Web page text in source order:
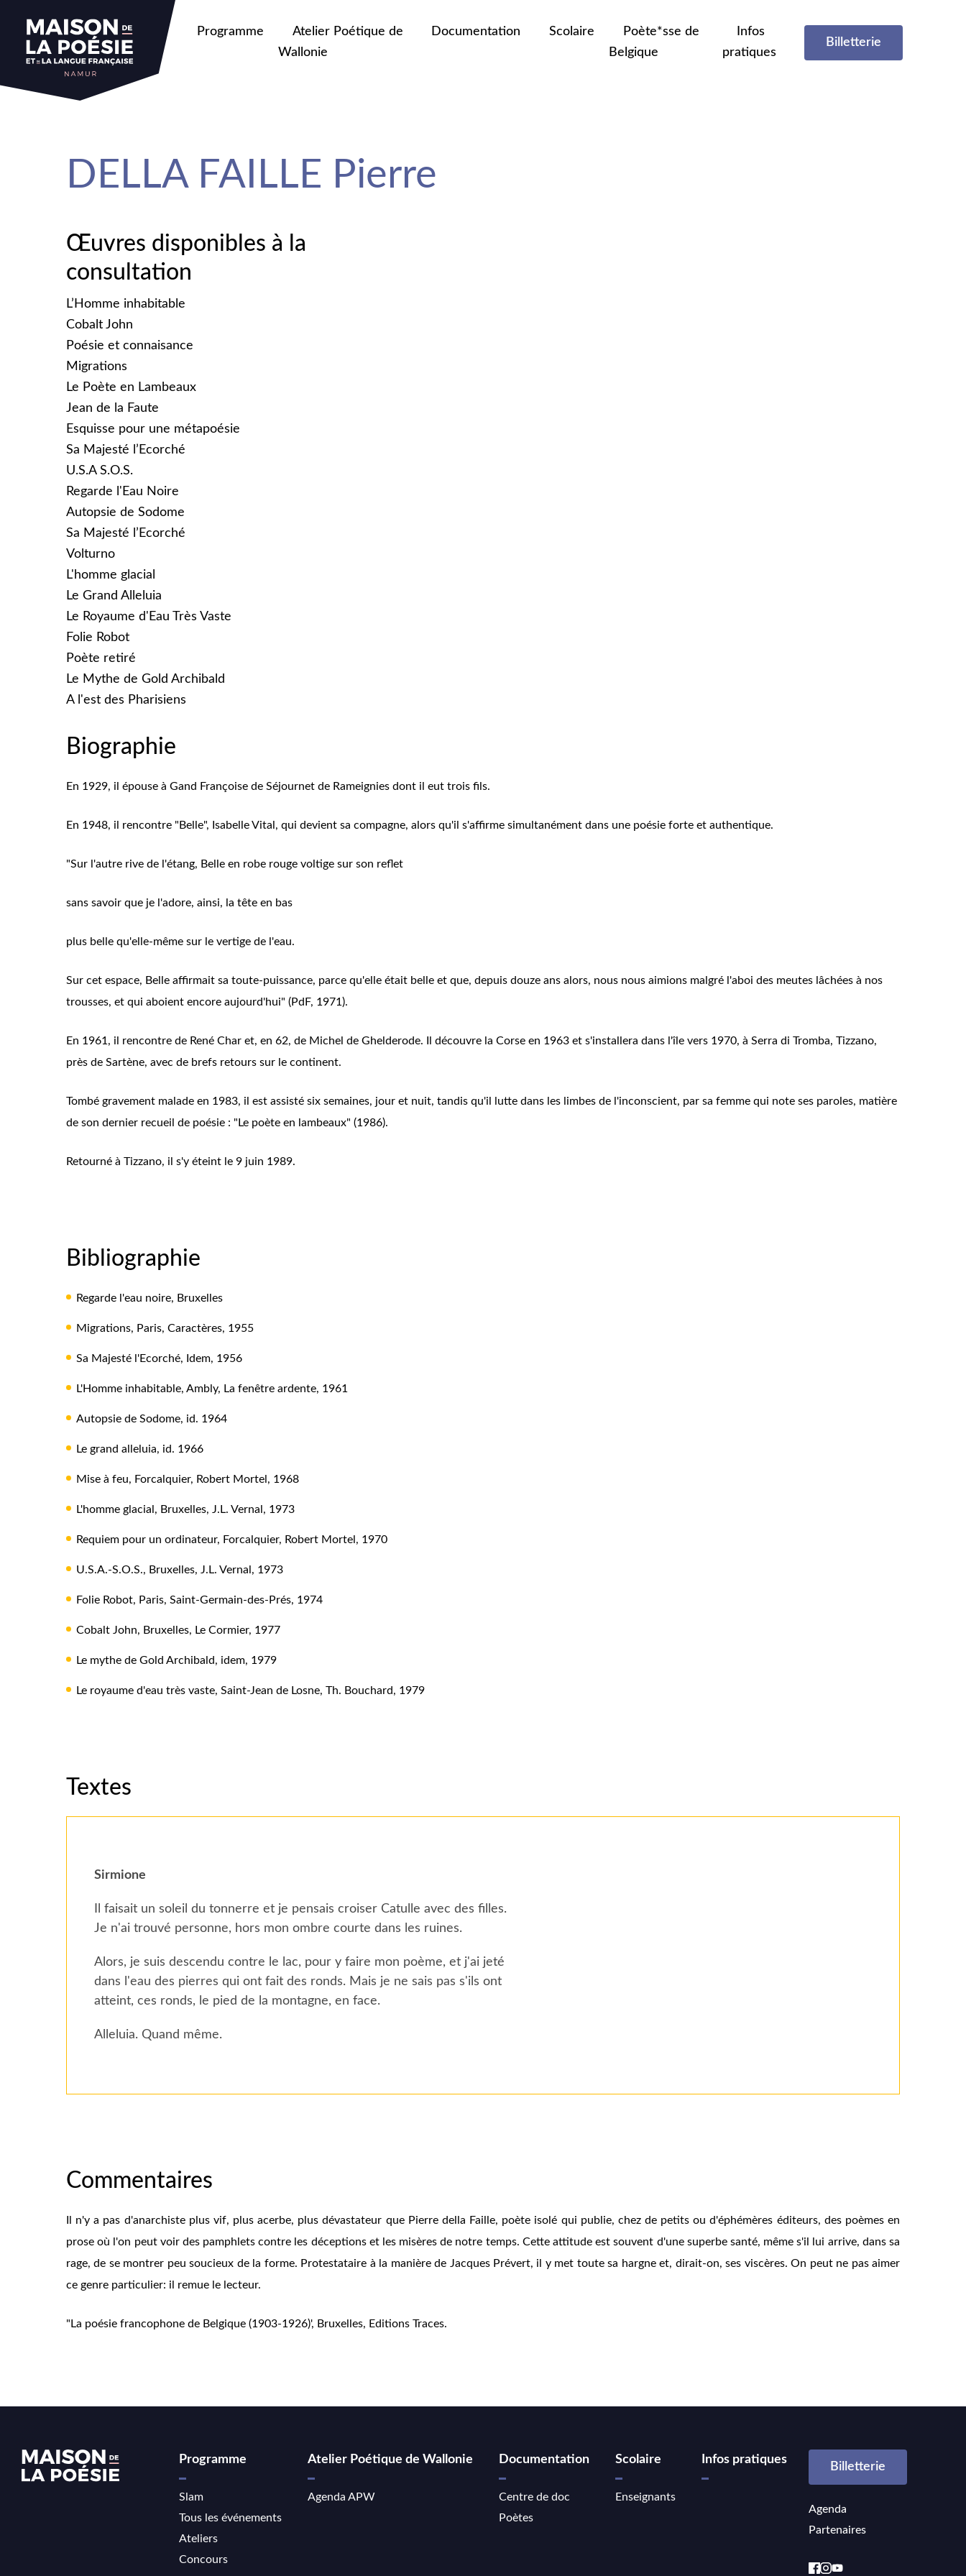
Programme
Atelier Poétique de
Wallonie
Documentation Scolaire
Poète*sse de
Belgique
Infos
pratiques
Billetterie
DELLA FAILLE Pierre
Œuvres disponibles à la
consultation
L’Homme inhabitable
Cobalt John
Poésie et connaisance
Migrations
Le Poète en Lambeaux
Jean de la Faute
Esquisse pour une métapoésie
Sa Majesté l’Ecorché
U.S.A S.O.S.
Regarde l'Eau Noire
Autopsie de Sodome
Sa Majesté l’Ecorché
Volturno
L'homme glacial
Le Grand Alleluia
Le Royaume d'Eau Très Vaste
Folie Robot
Poète retiré
Le Mythe de Gold Archibald
A l'est des Pharisiens
Biographie
En 1929, il épouse à Gand Françoise de Séjournet de Rameignies dont il eut trois fils.
En 1948, il rencontre "Belle", Isabelle Vital, qui devient sa compagne, alors qu'il s'affirme simultanément dans une poésie forte et authentique.
"Sur l'autre rive de l'étang, Belle en robe rouge voltige sur son reflet
sans savoir que je l'adore, ainsi, la tête en bas
plus belle qu'elle-même sur le vertige de l'eau.
Sur cet espace, Belle affirmait sa toute-puissance, parce qu'elle était belle et que, depuis douze ans alors, nous nous aimions malgré l'aboi des meutes lâchées à nos
trousses, et qui aboient encore aujourd'hui" (PdF, 1971).
En 1961, il rencontre de René Char et, en 62, de Michel de Ghelderode. Il découvre la Corse en 1963 et s'installera dans l'île vers 1970, à Serra di Tromba, Tizzano,
près de Sartène, avec de brefs retours sur le continent.
Tombé gravement malade en 1983, il est assisté six semaines, jour et nuit, tandis qu'il lutte dans les limbes de l'inconscient, par sa femme qui note ses paroles, matière
de son dernier recueil de poésie : "Le poète en lambeaux" (1986).
Retourné à Tizzano, il s'y éteint le 9 juin 1989.
Bibliographie
Regarde l'eau noire, Bruxelles
Migrations, Paris, Caractères, 1955
Sa Majesté l'Ecorché, Idem, 1956
L'Homme inhabitable, Ambly, La fenêtre ardente, 1961
Autopsie de Sodome, id. 1964
Le grand alleluia, id. 1966
Mise à feu, Forcalquier, Robert Mortel, 1968
L'homme glacial, Bruxelles, J.L. Vernal, 1973
Requiem pour un ordinateur, Forcalquier, Robert Mortel, 1970
U.S.A.-S.O.S., Bruxelles, J.L. Vernal, 1973
Folie Robot, Paris, Saint-Germain-des-Prés, 1974
Cobalt John, Bruxelles, Le Cormier, 1977
Le mythe de Gold Archibald, idem, 1979
Le royaume d'eau très vaste, Saint-Jean de Losne, Th. Bouchard, 1979
Textes
Sirmione
Il faisait un soleil du tonnerre et je pensais croiser Catulle avec des filles.
Je n'ai trouvé personne, hors mon ombre courte dans les ruines.
Alors, je suis descendu contre le lac, pour y faire mon poème, et j'ai jeté
dans l'eau des pierres qui ont fait des ronds. Mais je ne sais pas s'ils ont
atteint, ces ronds, le pied de la montagne, en face.
Alleluia. Quand même.
Commentaires
Il n'y a pas d'anarchiste plus vif, plus acerbe, plus dévastateur que Pierre della Faille, poète isolé qui publie, chez de petits ou d'éphémères éditeurs, des poèmes en
prose où l'on peut voir des pamphlets contre les déceptions et les misères de notre temps. Cette attitude est souvent d'une superbe santé, même s'il lui arrive, dans sa
rage, de se montrer peu soucieux de la forme. Protestataire à la manière de Jacques Prévert, il y met toute sa hargne et, dirait-on, ses viscères. On peut ne pas aimer
ce genre particulier: il remue le lecteur.
"La poésie francophone de Belgique (1903-1926)', Bruxelles, Editions Traces.
Programme
Slam
Tous les événements
Ateliers
Concours
Atelier Poétique de Wallonie
Agenda APW
Documentation
Centre de doc
Poètes
Scolaire
Enseignants
Infos pratiques
Billetterie
Agenda
Partenaires